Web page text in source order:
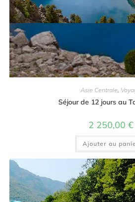
Asie Centrale,
Séjour de 12 jours au
2 250,00 €
Ajouter au